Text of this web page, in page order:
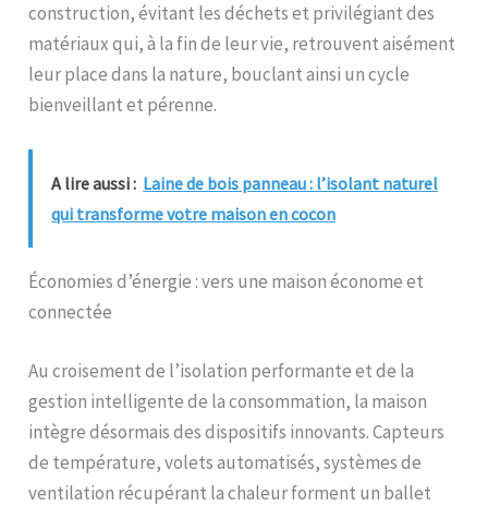
construction, évitant les déchets et privilégiant des
matériaux qui, à la fin de leur vie, retrouvent aisément
leur place dans la nature, bouclant ainsi un cycle
bienveillant et pérenne.
A lire aussi : Laine de bois panneau : l’isolant naturel
qui transforme votre maison en cocon
Économies d’énergie : vers une maison économe et
connectée
Au croisement de l’isolation performante et de la
gestion intelligente de la consommation, la maison
intègre désormais des dispositifs innovants. Capteurs
de température, volets automatisés, systèmes de
ventilation récupérant la chaleur forment un ballet